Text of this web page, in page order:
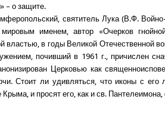
– о защите.
святитель Лука (В.Ф.
именем, автор «Очерков гнойной
властью, в годы Великой Отечественной
почивший в 1961 г., причислен
Церковью как
Стоит ли удивляться, что иконы с его
и просят его, как и св. Пантелеимона,